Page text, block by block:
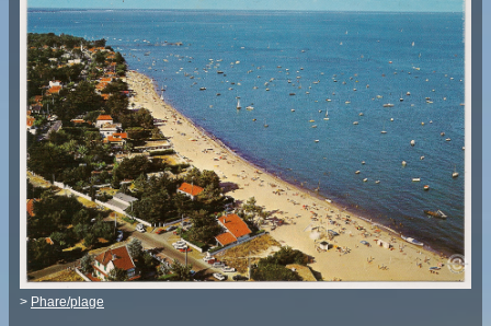
> Phare/plage